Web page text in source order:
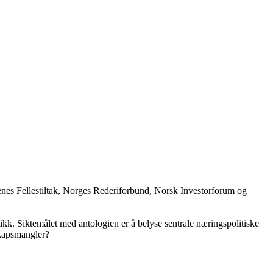
Fellestiltak, Norges Rederiforbund, Norsk Investorforum og
Siktemålet med antologien er å belyse sentrale næringspolitiske